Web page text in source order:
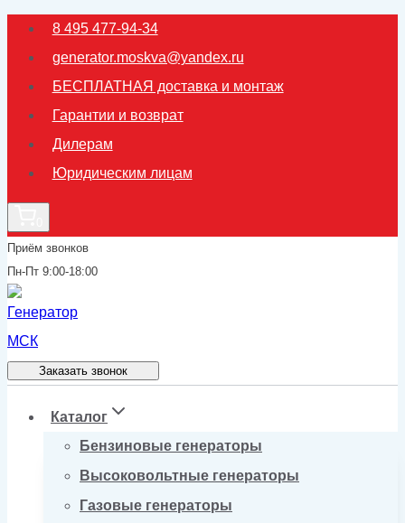
Перейти
содержимому
8 495 477-94-34
generator.moskva@yandex.ru
БЕСПЛАТНАЯ доставка и монтаж
Гарантии и возврат
Дилерам
Юридическим лицам
Приём звонков
Пн-Пт 9:00-18:00
Заказать звонок
Каталог
Бензиновые генераторы
Высоковольтные генераторы
Газовые генераторы